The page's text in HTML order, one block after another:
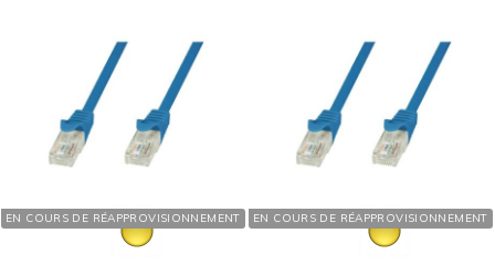
EN COURS DE RÉAPPROVISIONNEMENT
Réf. : 121012 EN COURS DE RÉAPPROVISIONNEMENT
Réf. : 121702